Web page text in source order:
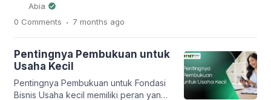
pembukuan juga mengalami
perubahan. Jika […]
tidak dapat dihindari. Setiap transaksi
yang melibatkan uang tunai, baik
kondisi keuangan usaha dapat
dipantau dengan jelas. Banyak usaha
kecil dan menengah yang mengalami
kesulitan keuangan bukan karena
Abia
0 Comments . 7 months ago
Pentingnya Pembukuan untuk
Usaha Kecil
Pentingnya Pembukuan untuk Fondasi
Bisnis Usaha kecil memiliki peran yang